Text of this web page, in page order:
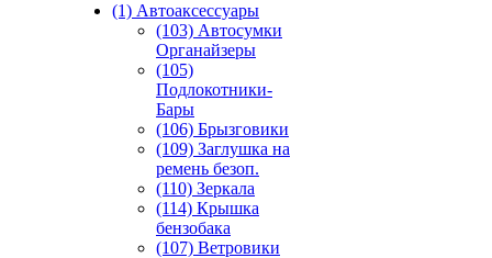
(1) Автоаксессуары
(103) Автосумки
Органайзеры
(105)
Подлокотники-
Бары
(106) Брызговики
(109) Заглушка на
ремень безоп.
(110) Зеркала
(114) Крышка
бензобака
(107) Ветровики